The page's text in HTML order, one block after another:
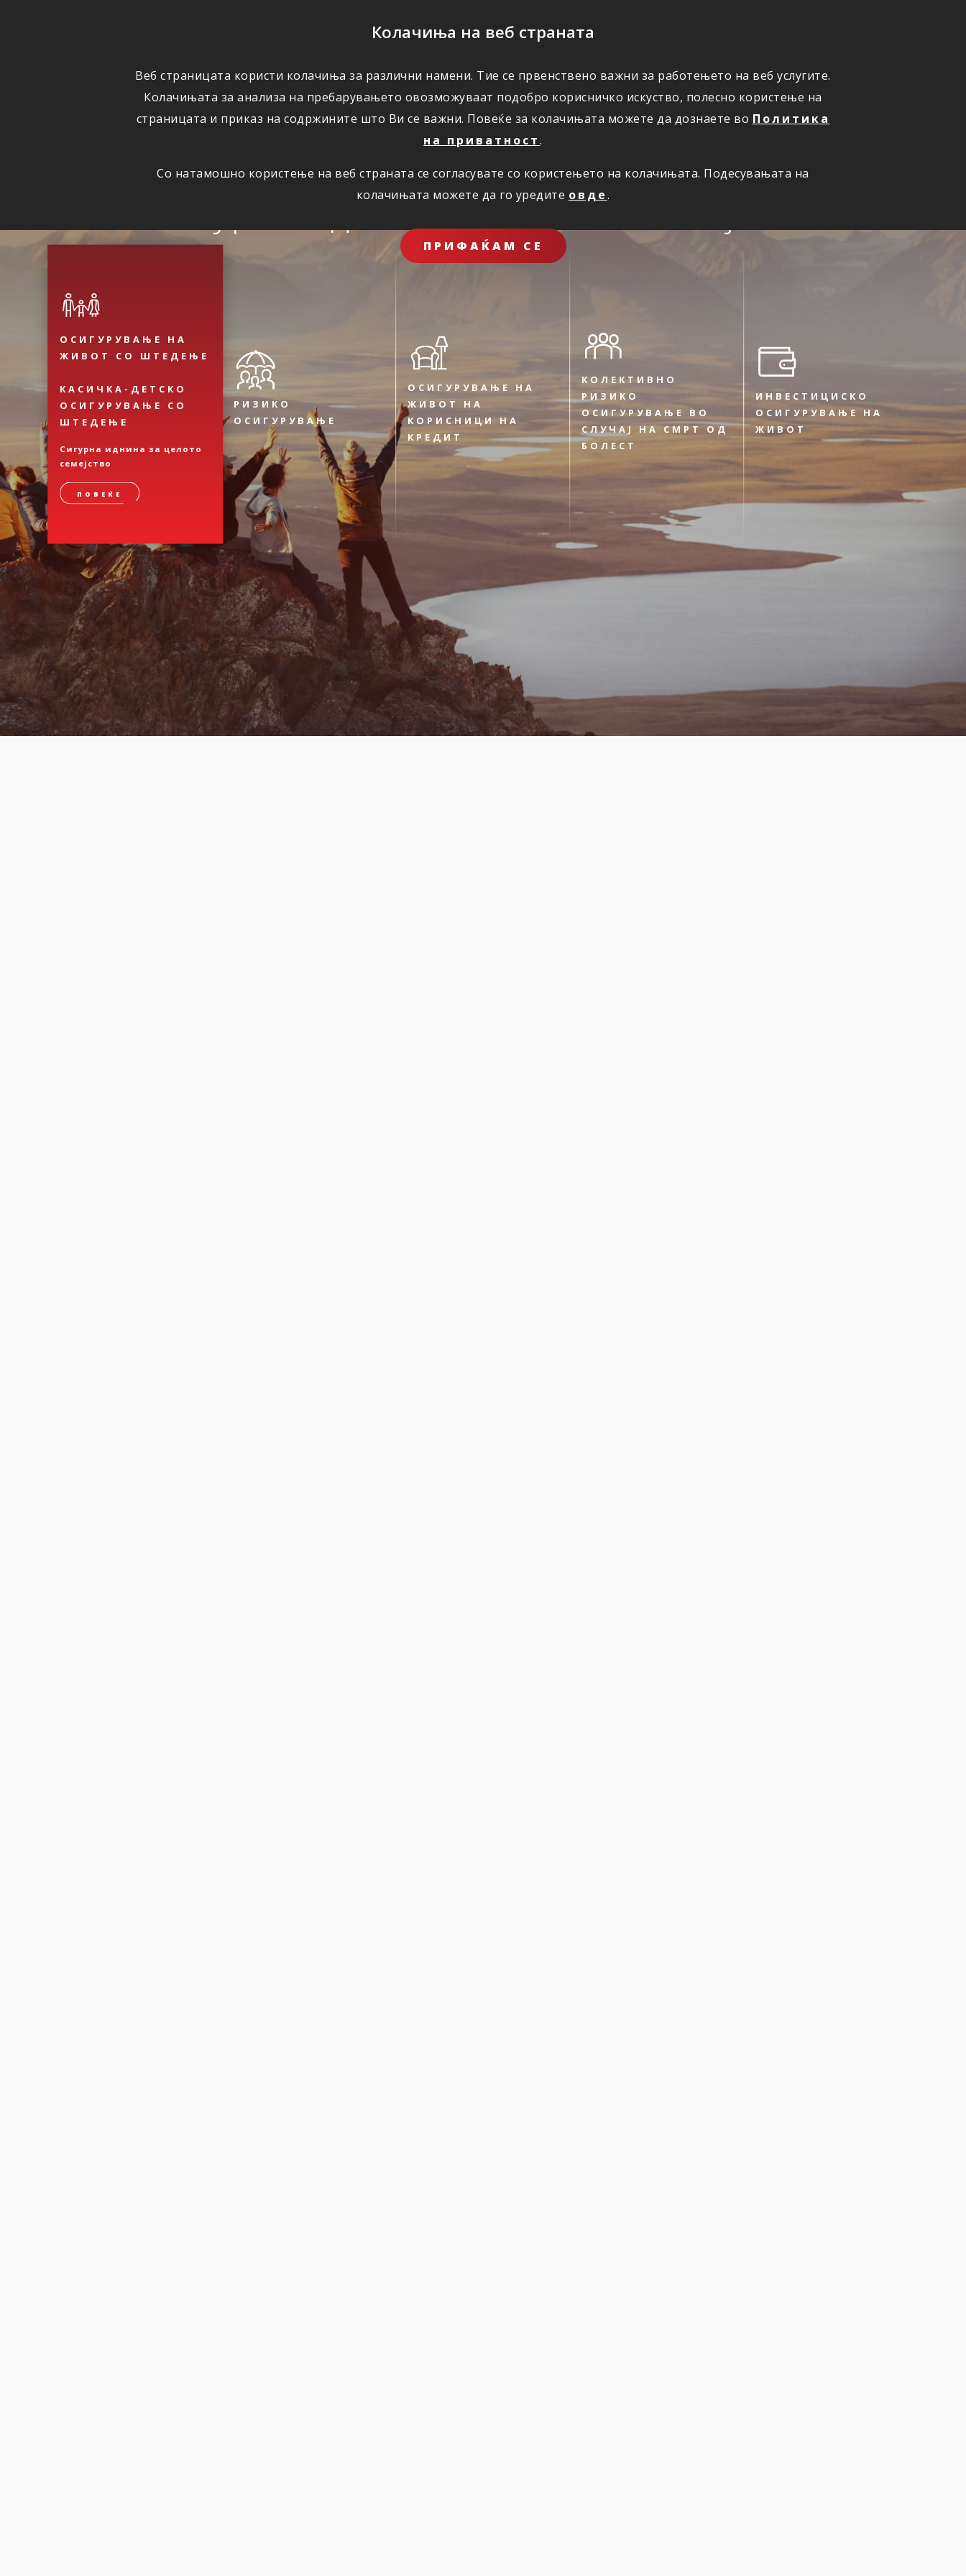
Колачиња на веб страната
Веб страницата користи колачиња за различни намени. Тие се првенствено важни за работењето на веб услугите.
Колачињата за анализа на пребарувањето овозможуваат подобро корисничко искуство, полесно користење на
страницата и приказ на содржините што Ви се важни. Повеќе за колачињата можете да дознаете во Политика
на приватност.
Со натамошно користење на веб страната се согласувате со користењето на колачињата. Подесувањата на
колачињата можете да го уредите овде.
ПРИФАЌАМ СЕ
Сигурна иднина за целото семејство
ОСИГУРУВАЊЕ НА
ЖИВОТ СО ШТЕДЕЊЕ
КАСИЧКА-ДЕТСКО
ОСИГУРУВАЊЕ СО
ШТЕДЕЊЕ
Сигурна иднина за целото
семејство
ПОВЕЌЕ
РИЗИКО
ОСИГУРУВАЊЕ
ОСИГУРУВАЊЕ НА
ЖИВОТ НА
КОРИСНИЦИ НА
КРЕДИТ
КОЛЕКТИВНО
РИЗИКО
ОСИГУРУВАЊЕ ВО
СЛУЧАЈ НА СМРТ ОД
БОЛЕСТ
ИНВЕСТИЦИСКО
ОСИГУРУВАЊЕ НА
ЖИВОТ